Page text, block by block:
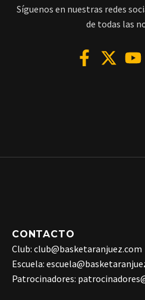
Síguenos en nuestras redes
de todas las
CONTACTO
Club: club@basketaranjuez.com
Escuela:
Patrocinadores: